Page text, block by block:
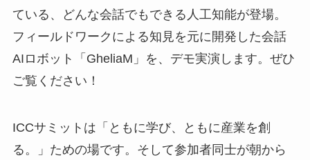
ている、どんな会話でもできる人工知能が登場。
フィールドワークによる知見を元に開発した会話
AIロボット「GheliaM」を、デモ実演します。ぜひ
ご覧ください！
ICCサミットは「ともに学び、ともに産業を創
る。」ための場です。そして参加者同士が朝から